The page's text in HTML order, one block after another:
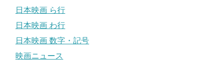
日本映画 ら行
日本映画 わ行
日本映画 数字・記号
映画ニュース